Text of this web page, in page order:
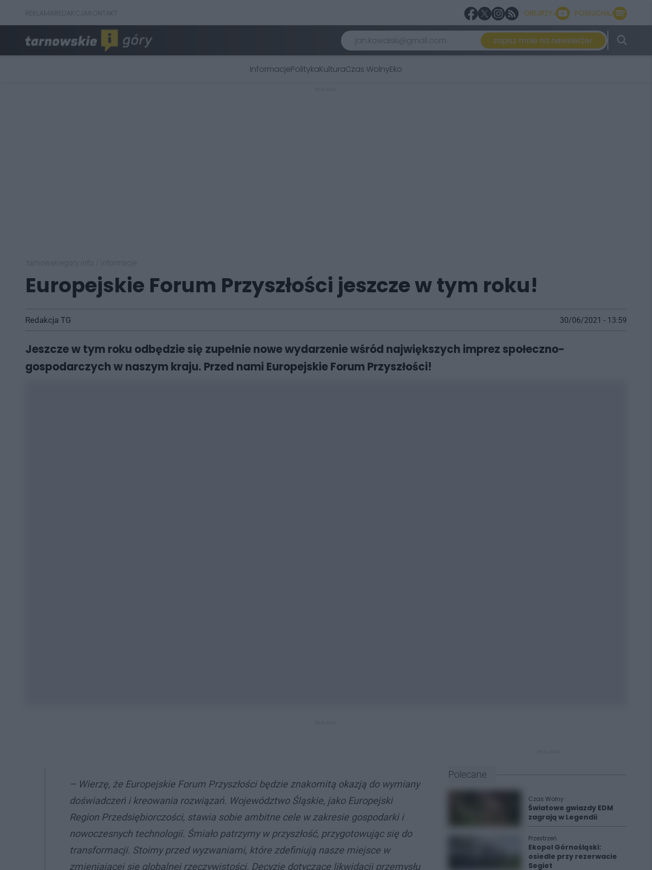
REKLAMAREDAKCJAKONTAKT OBEJRZYJ POSŁUCHAJ
zapisz mnie na newsletter
InformacjePolitykaKulturaCzas WolnyEko
Europejskie Forum Przyszłości jeszcze w tym roku!
Redakcja TG 30/06/2021 - 13:59
Jeszcze w tym roku odbędzie się zupełnie nowe wydarzenie wśród największych imprez społeczno-
gospodarczych w naszym kraju. Przed nami Europejskie Forum Przyszłości!
– Wierzę, że Europejskie Forum Przyszłości będzie znakomitą okazją do wymiany
doświadczeń i kreowania rozwiązań. Województwo Śląskie, jako Europejski
Region Przedsiębiorczości, stawia sobie ambitne cele w zakresie gospodarki i
nowoczesnych technologii. Śmiało patrzymy w przyszłość, przygotowując się do
transformacji. Stoimy przed wyzwaniami, które zdefiniują nasze miejsce w
zmieniającej się globalnej rzeczywistości. Decyzje dotyczące likwidacji przemysłu
Polecane
Czas Wolny
Światowe gwiazdy EDM
zagrają w Legendii
Przestrzeń
Ekopol Górnośląski:
osiedle przy rezerwacie
Segiet